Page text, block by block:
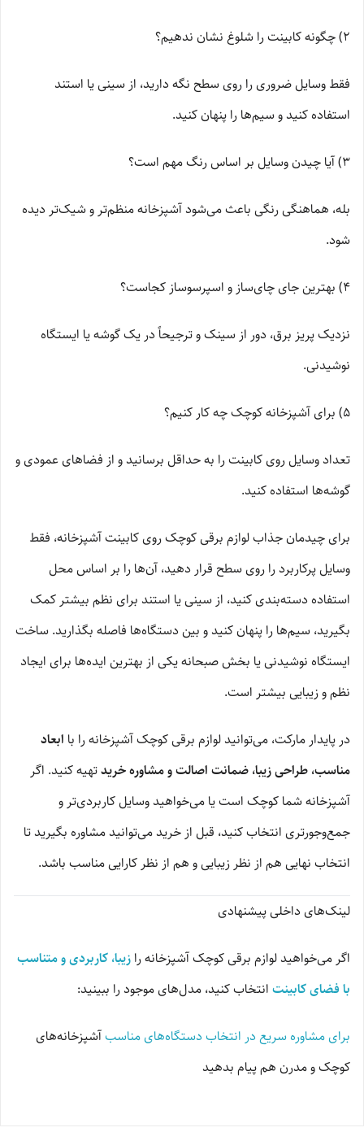
2) چگونه کابینت را شلوغ نشان ندهیم؟
فقط وسایل ضروری را روی سطح نگه دارید، از سینی یا استند
استفاده کنید و سیم‌ها را پنهان کنید.
3) آیا چیدن وسایل بر اساس رنگ مهم است؟
بله، هماهنگی رنگی باعث می‌شود آشپزخانه منظم‌تر و شیک‌تر دیده
شود.
4) بهترین جای چای‌ساز و اسپرسوساز کجاست؟
نزدیک پریز برق، دور از سینک و ترجیحاً در یک گوشه یا ایستگاه
نوشیدنی.
5) برای آشپزخانه کوچک چه کار کنیم؟
تعداد وسایل روی کابینت را به حداقل برسانید و از فضاهای عمودی و
گوشه‌ها استفاده کنید.
برای چیدمان جذاب لوازم برقی کوچک روی کابینت آشپزخانه، فقط
وسایل پرکاربرد را روی سطح قرار دهید، آن‌ها را بر اساس محل
استفاده دسته‌بندی کنید، از سینی یا استند برای نظم بیشتر کمک
بگیرید، سیم‌ها را پنهان کنید و بین دستگاه‌ها فاصله بگذارید. ساخت
ایستگاه نوشیدنی یا بخش صبحانه یکی از بهترین ایده‌ها برای ایجاد
نظم و زیبایی بیشتر است.
در پایدار مارکت، می‌توانید لوازم برقی کوچک آشپزخانه را با ابعاد
مناسب، طراحی زیبا، ضمانت اصالت و مشاوره خریدتهیه کنید. اگر
آشپزخانه شما کوچک است یا می‌خواهید وسایل کاربردی‌تر و
جمع‌وجورتری انتخاب کنید، قبل از خرید می‌توانید مشاوره بگیرید تا
انتخاب نهایی هم از نظر زیبایی و هم از نظر کارایی مناسب باشد.
لینک‌های داخلی پیشنهادی
اگر می‌خواهید لوازم برقی کوچک آشپزخانه را زیبا، کاربردی و متناسب
با فضای کابینت انتخاب کنید، مدل‌های موجود را ببینید:
برای مشاوره سریع در انتخاب دستگاه‌های مناسبآشپزخانه‌های
کوچک و مدرن هم پیام بدهید